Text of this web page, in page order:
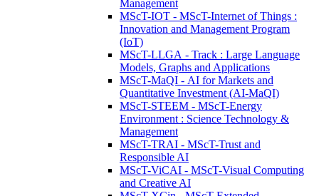
Management
MScT-IOT - MScT-Internet of Things :
Innovation and Management Program
(IoT)
MScT-LLGA - Track : Large Language
Models, Graphs and Applications
MScT-MaQI - AI for Markets and
Quantitative Investment (AI-MaQI)
MScT-STEEM - MScT-Energy
Environment : Science Technology &
Management
MScT-TRAI - MScT-Trust and
Responsible AI
MScT-ViCAI - MScT-Visual Computing
and Creative AI